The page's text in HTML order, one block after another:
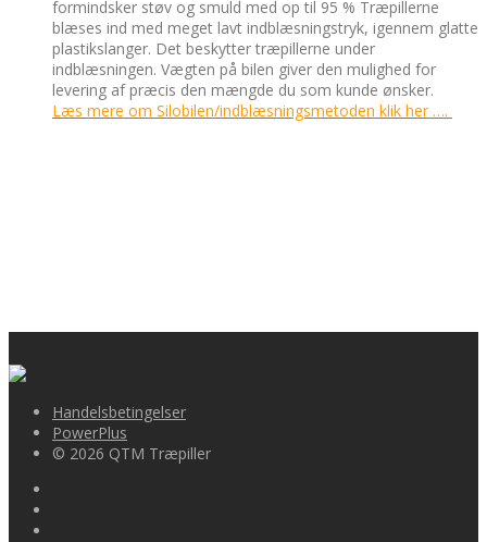
formindsker støv og smuld med op til 95 % Træpillerne
blæses ind med meget lavt indblæsningstryk, igennem glatte
plastikslanger. Det beskytter træpillerne under
indblæsningen. Vægten på bilen giver den mulighed for
levering af præcis den mængde du som kunde ønsker.
Læs mere om Silobilen/indblæsningsmetoden klik her ….
Handelsbetingelser
PowerPlus
© 2026 QTM Træpiller